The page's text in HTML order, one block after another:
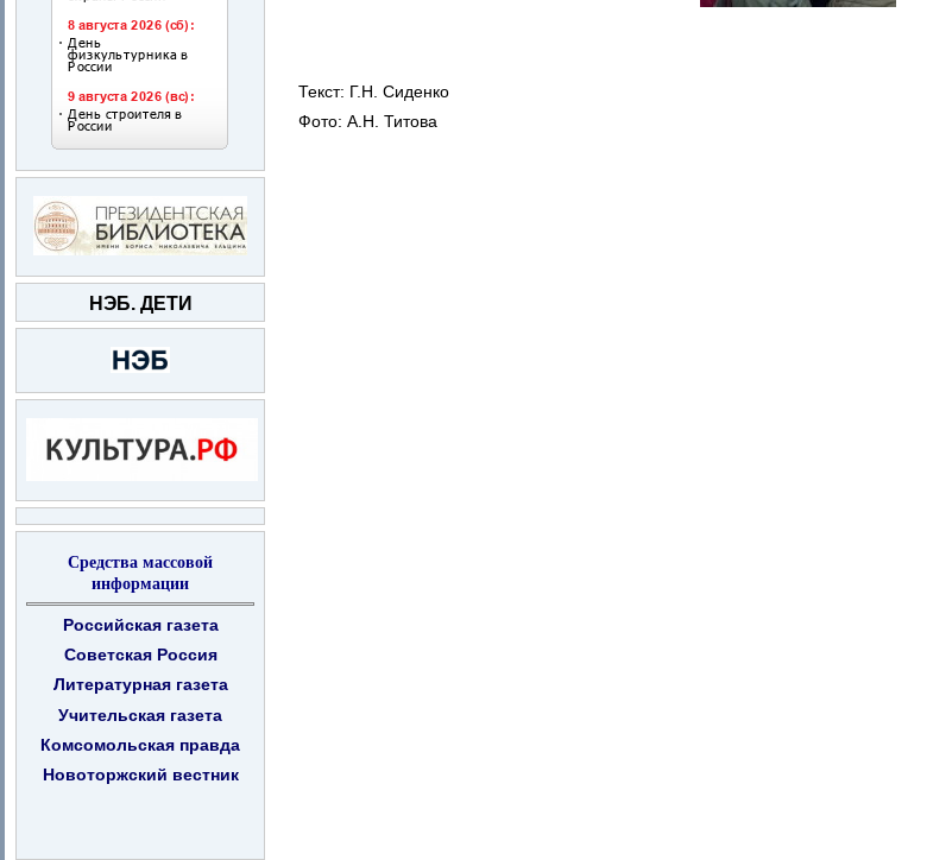
НЭБ. ДЕТИ
Средства массовой
информации
Российская газета
Советская Россия
Литературная газета
Учительская газета
Комсомольская правда
Новоторжский вестник
Текст: Г.Н. Сиденко
Фото: А.Н. Титова